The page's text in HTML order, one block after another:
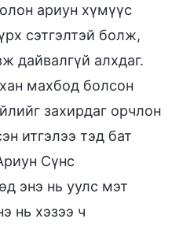
ариун хүмүүс
сэтгэлтэй болж,
дайвалгүй алхдаг.
махбод болсон
захирдаг орчлон
итгэлээ тэд бат
Сүнс
энэ нь уулс мэт
нь хэзээ ч